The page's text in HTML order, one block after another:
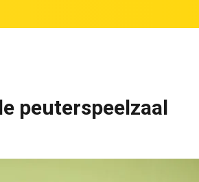
peuterspeelzaal